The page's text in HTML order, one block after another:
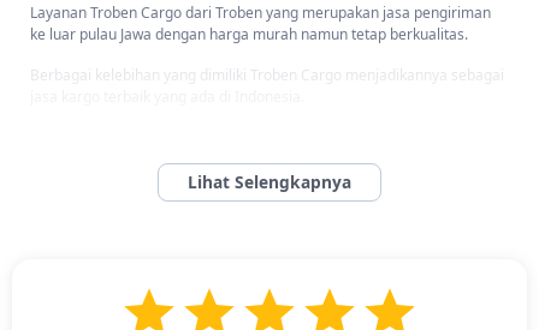
Layanan Troben Cargo dari Troben yang merupakan jasa pengiriman
ke luar pulau Jawa dengan harga murah namun tetap berkualitas.
Berbagai kelebihan yang dimiliki Troben Cargo menjadikannya sebagai
seperti Anda tidak harus mengantar barang ke lokasi Troben Cargo.
Karena tim kamilah yang akan menjemputnya.